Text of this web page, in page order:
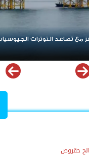
الاتهام.. كيف تحولت الأسواق
حقروص